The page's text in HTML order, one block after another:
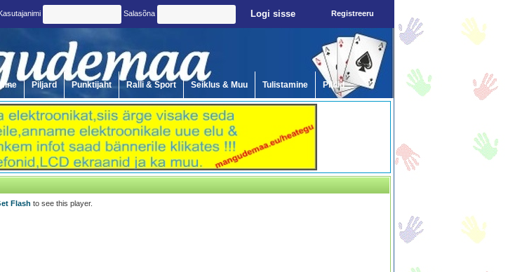
Salasõna Registreeru
Piljard Punktijaht Ralli & Sport Seiklus & Muu Tulistamine Pildid
Flash to see this player.